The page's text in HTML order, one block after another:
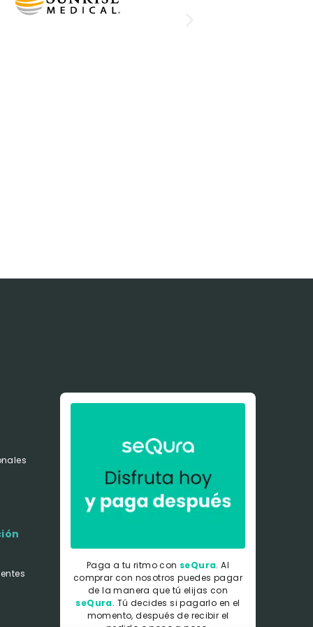
Paga a tu ritmo con seQura. Al
comprar con nosotros puedes pagar
de la manera que tú elijas con
seQura. Tú decides si pagarlo en el
momento, después de recibir el